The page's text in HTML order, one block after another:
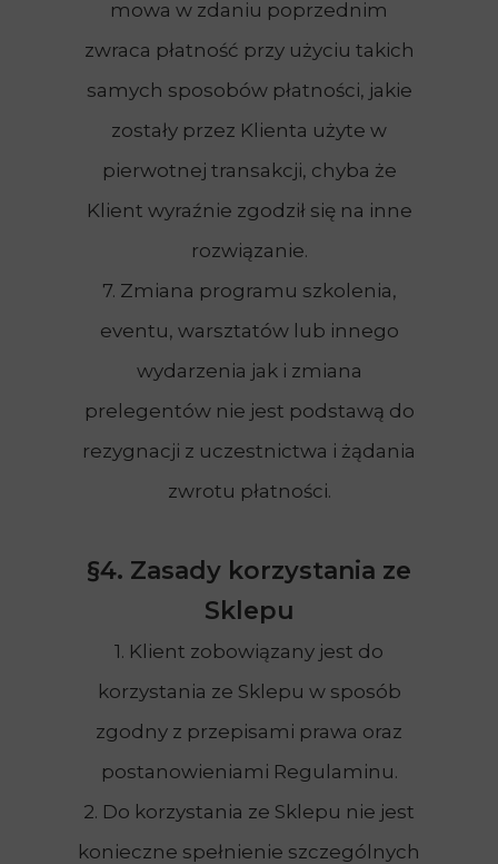
mowa w zdaniu poprzednim
zwraca płatność przy użyciu takich
samych sposobów płatności, jakie
zostały przez Klienta użyte w
pierwotnej transakcji, chyba że
Klient wyraźnie zgodził się na inne
rozwiązanie.
7. Zmiana programu szkolenia,
eventu, warsztatów lub innego
wydarzenia jak i zmiana
prelegentów nie jest podstawą do
rezygnacji z uczestnictwa i żądania
zwrotu płatności.
§4. Zasady korzystania ze
Sklepu
1. Klient zobowiązany jest do
korzystania ze Sklepu w sposób
zgodny z przepisami prawa oraz
postanowieniami Regulaminu.
2. Do korzystania ze Sklepu nie jest
konieczne spełnienie szczególnych